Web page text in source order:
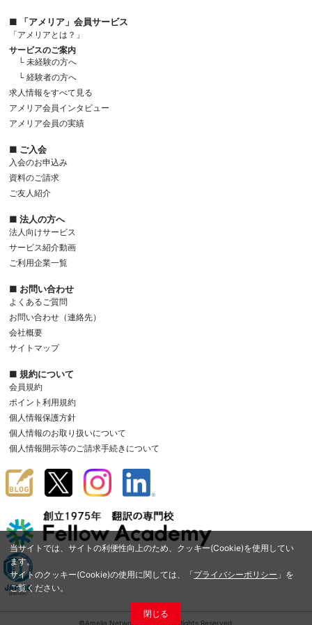
当サイトでは、サイトの利便性向上のため、クッキー(Cookie)を使用してい
ます。
サイトのクッキー(Cookie)の使用に関しては、「プライバシーポリシー 」を
ご覧ください。
閉じる
■ 「アメリア」会員サービス
「アメリアとは？」
サービスのご案内
└ 未経験の方へ
└ 経験者の方へ
求人情報をすべて見る
アメリア会員インタビュー
アメリア会員の実績
■ ご入会
入会のお申込み
資料のご請求
ご友人紹介
■ 法人の方へ
法人向けサービス
サービス紹介動画
ご利用企業一覧
■ お問い合わせ
よくあるご質問
お問い合わせ（連絡先）
会社概要
サイトマップ
■ 規約について
会員規約
ポイント利用規約
個人情報保護方針
個人情報のお取り扱いについて
個人情報開示等のご請求手続きについて
©Amelia Network Co.,Ltd. All Rights Reserved.